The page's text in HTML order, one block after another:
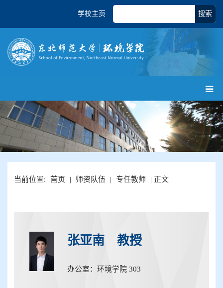
搜索
学校主页
当前位置: 首页 | 师资队伍 | 专任教师 | 正文
张亚南 教授
办公室：环境学院 303